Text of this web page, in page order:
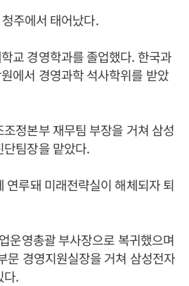
주에서 태어났다.
교 경영학과를 졸업했다. 한국과
에서 경영과학 석사학위를 받았
정본부 재무팀 부장을 거쳐 삼성
팀장을 맡았다.
연루돼 미래전략실이 해체되자 퇴
운영총괄 부사장으로 복귀했으며
문 경영지원실장을 거쳐 삼성전자
다.